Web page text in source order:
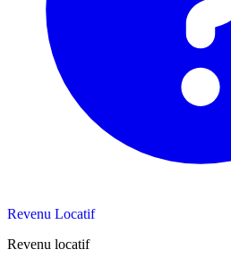
Revenu Locatif
Revenu locatif